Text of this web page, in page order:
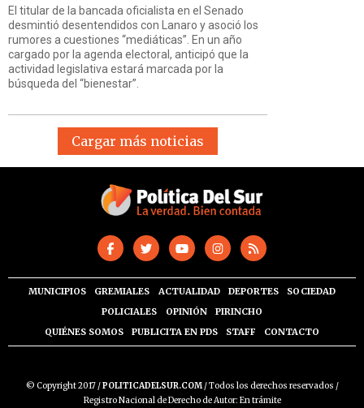
El titular de la bancada oficialista en el Senado
desmintió desentendidos con Lanaro y asoció los
rumores a cuestiones “mediáticas”. En un año
cargado por la agenda electoral, anticipó que la
actividad legislativa estará marcada por la
búsqueda del “bienestar”.
Cargar más noticias
MUNICIPIOS GREMIALES ACTUALIDAD DEPORTES
SOCIEDAD
POLICIALES
OPINIÓN
PIRINCHO
QUIÉNES SOMOS
PUBLICITA EN PDS STAFF CONTACTO
© Copyright 2017 /POLITICADELSUR.COM/ Todos los derechos reservados /
Registro Nacional de Derecho de Autor: En trámite